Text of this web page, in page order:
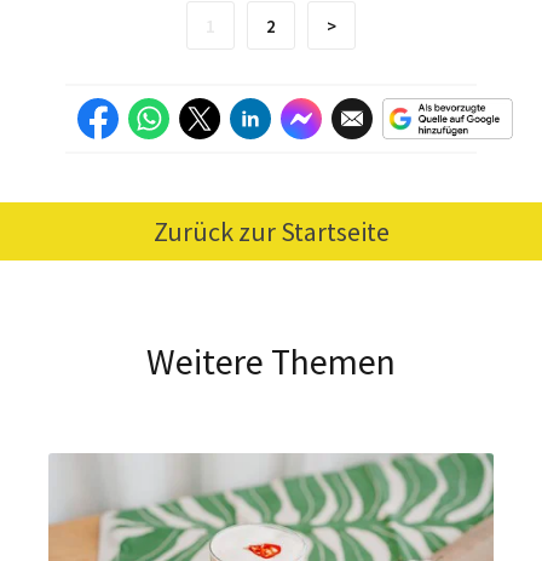
2 >
Zurück zur Startseite
Weitere Themen